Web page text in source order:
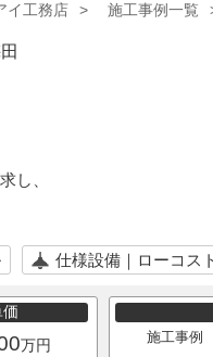
イ工務店 施工事例一覧
し、
仕様設備｜ローコス
万円 施工事例